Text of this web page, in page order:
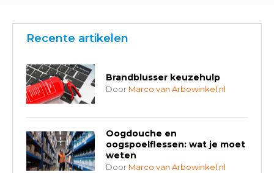
Recente artikelen
Brandblusser keuzehulp
Door Marco van Arbowinkel.nl
Oogdouche en
oogspoelflessen: wat je moet
weten
Door Marco van Arbowinkel.nl